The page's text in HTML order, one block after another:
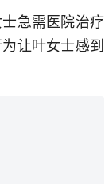
急需医院治疗
让叶女士感到